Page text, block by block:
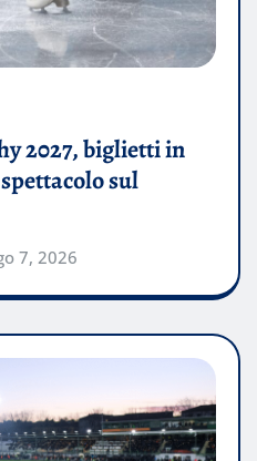
2027, biglietti in
sul
7, 2026